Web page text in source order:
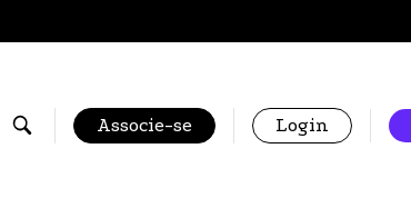
Associe-se Login